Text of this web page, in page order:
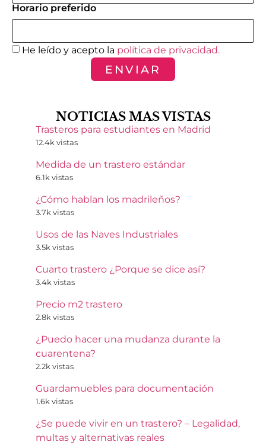
Horario preferido
He leído y acepto la política de privacidad.
ENVIAR
NOTICIAS MAS VISTAS
Trasteros para estudiantes en Madrid
12.4k vistas
Medida de un trastero estándar
6.1k vistas
¿Cómo hablan los madrileños?
3.7k vistas
Usos de las Naves Industriales
3.5k vistas
Cuarto trastero ¿Porque se dice así?
3.4k vistas
Precio m2 trastero
2.8k vistas
¿Puedo hacer una mudanza durante la
cuarentena?
2.2k vistas
Guardamuebles para documentación
1.6k vistas
¿Se puede vivir en un trastero? – Legalidad,
multas y alternativas reales